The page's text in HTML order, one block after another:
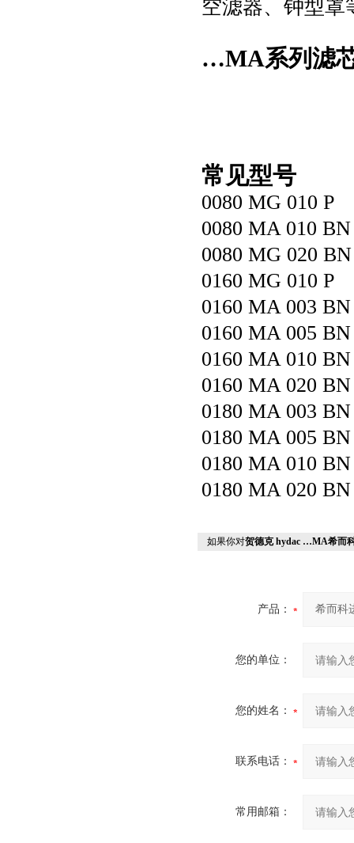
空滤器、钟型罩
…MA系列滤
常见型号
0080 MG 010 P
0080 MA 010 BN
0080 MG 020 BN
0160 MG 010 P
0160 MA 003 BN
0160 MA 005 BN
0160 MA 010 BN
0160 MA 020 BN
0180 MA 003 BN
0180 MA 005 BN
0180 MA 010 BN
0180 MA 020 BN
如果你对贺德克 hydac …MA希而
产品：
您的单位：
您的姓名：
联系电话：
常用邮箱：